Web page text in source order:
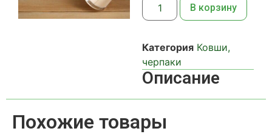
В корзину
Категория Ковши,
черпаки
Описание
Похожие товары